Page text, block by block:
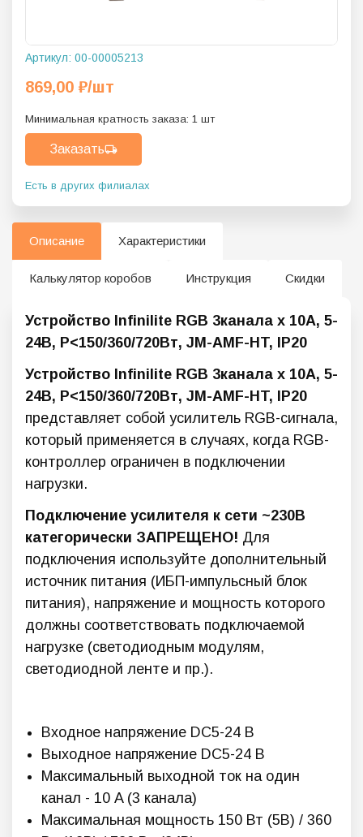
Артикул: 00-00005213
869,00 ₽/шт
Минимальная кратность заказа: 1 шт
Заказать
Есть в других филиалах
Описание Характеристики
Калькулятор коробов Инструкция Скидки
Устройство Infinilite RGB 3канала х 10А, 5-
24В, P<150/360/720Вт, JM-AMF-HT, IP20
Устройство Infinilite RGB 3канала х 10А, 5-
24В, P<150/360/720Вт, JM-AMF-HT, IP20
представляет собой усилитель RGB-сигнала,
который применяется в случаях, когда RGB-
контроллер ограничен в подключении
нагрузки.
Подключение усилителя к сети ~230В
категорически ЗАПРЕЩЕНО! Для
подключения используйте дополнительный
источник питания (ИБП-импульсный блок
питания), напряжение и мощность которого
должны соответствовать подключаемой
нагрузке (светодиодным модулям,
светодиодной ленте и пр.).
Входное напряжение DC5-24 В
Выходное напряжение DC5-24 В
Максимальный выходной ток на один
канал - 10 A (3 канала)
Максимальная мощность 150 Вт (5В) / 360